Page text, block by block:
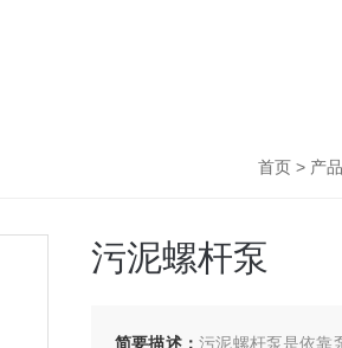
首页 > 产
污泥螺杆泵
简要描述：污泥螺杆泵是依靠